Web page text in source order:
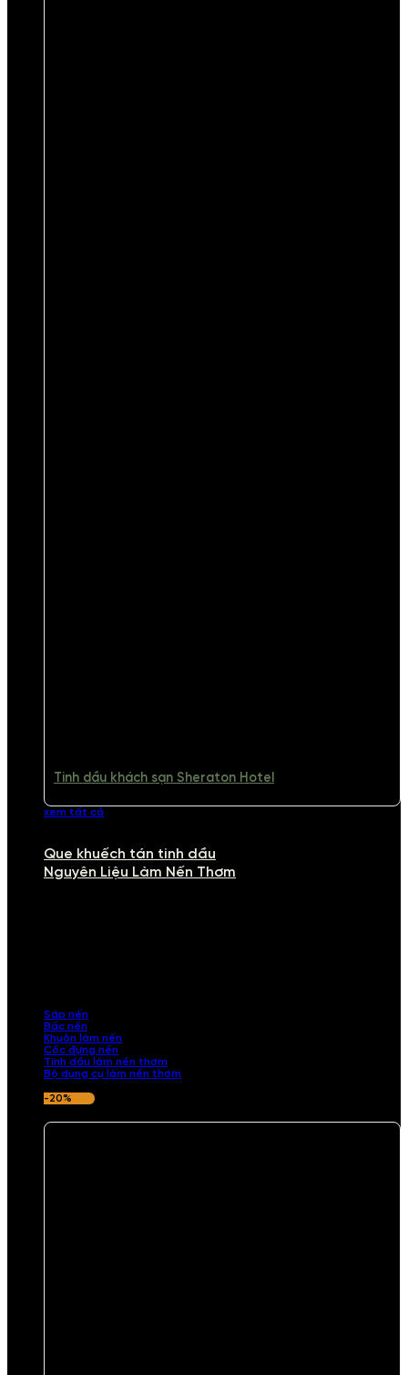
Tinh dầu khách sạn Sheraton Hotel
xem tất cả
Que khuếch tán tinh dầu
Nguyên Liệu Làm Nến Thơm
Sáp nến
Bấc nến
Khuôn làm nến
Cốc đựng nến
Tinh dầu làm nến thơm
Bộ dụng cụ làm nến thơm
-20%